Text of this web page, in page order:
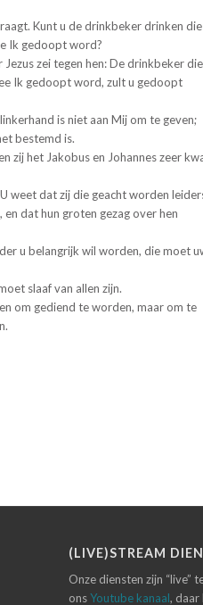
Kunt u de drinkbeker drinken
Ik gedoopt word?
zei tegen hen: De drinkbeker
Ik gedoopt word, zult u gedoopt
is niet aan Mij om te geven;
bestemd is.
zij het Jakobus en Johannes zeer
weet dat zij die geacht worden
dat hun groten gezag over hen
u belangrijk wil worden, die moet
slaaf van allen zijn.
om gediend te worden, maar om te
(LIVE)STREAM
Onze diensten zijn “live”
onsYoutube kanaal, daar